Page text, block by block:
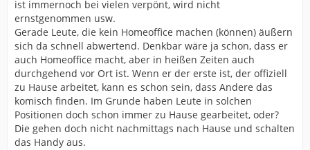
ist immernoch bei vielen verpönt, wird nicht
ernstgenommen usw.
Gerade Leute, die kein Homeoffice machen (können) äußern
sich da schnell abwertend. Denkbar wäre ja schon, dass er
auch Homeoffice macht, aber in heißen Zeiten auch
durchgehend vor Ort ist. Wenn er der erste ist, der offiziell
zu Hause arbeitet, kann es schon sein, dass Andere das
komisch finden. Im Grunde haben Leute in solchen
Positionen doch schon immer zu Hause gearbeitet, oder?
Die gehen doch nicht nachmittags nach Hause und schalten
das Handy aus.